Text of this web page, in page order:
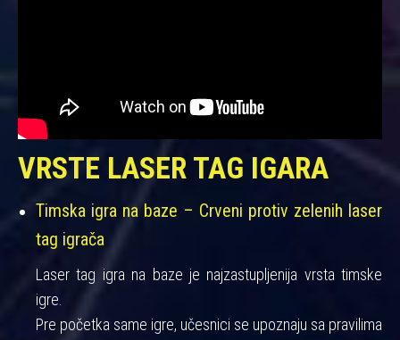
VRSTE LASER TAG IGARA
Timska igra na baze – Crveni protiv zelenih laser
tag igrača
Laser tag igra na baze je najzastupljenija vrsta timske
igre.
Pre početka same igre, učesnici se upoznaju sa pravilima